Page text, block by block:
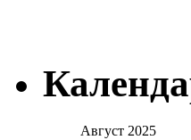
Август 2025